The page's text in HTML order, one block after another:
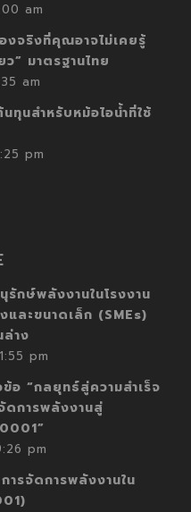
am
งจริงที่คุณอาจไม่เคยรู้
ว” มาตรฐานไทย
am
ทุนสำหรับหม้อไอน้ำที่ใช้
pm
รักษ์พลังงานในโรงงาน
ละขนาดเล็ก (SMEs)
าง
pm
อ “กลยุทธ์สู่ความสำเร็จ
ดการพลังงานสู่
pm
ารจัดการพลังงานใน